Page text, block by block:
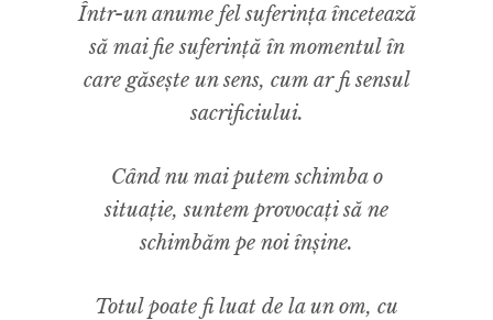
Într-un anume fel suferința încetează
să mai fie suferință în momentul în
care găsește un sens, cum ar fi sensul
sacrificiului.
Când nu mai putem schimba o
situație, suntem provocați să ne
schimbăm pe noi înșine.
Totul poate fi luat de la un om, cu